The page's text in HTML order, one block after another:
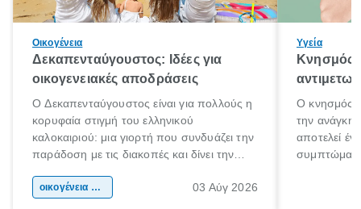
Οικογένεια
Δεκαπενταύγουστος: Ιδέες για
οικογενειακές αποδράσεις
Ο Δεκαπενταύγουστος είναι για πολλούς η
κορυφαία στιγμή του ελληνικού
καλοκαιριού: μια γιορτή που συνδυάζει την
παράδοση με τις διακοπές και δίνει την
χώρας. Είτε πρόκειται για λίγες μέρες
οικογένεια & παιδί 03 Αύγ 2026
Υγεία
Κνησμός:
Ο κνησμός
την ανάγκη
αποτελεί